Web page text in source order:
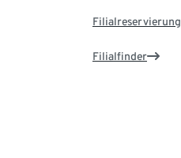
Filialreservierung
Filialfinder